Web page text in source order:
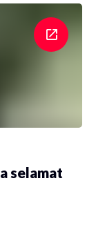
selamat